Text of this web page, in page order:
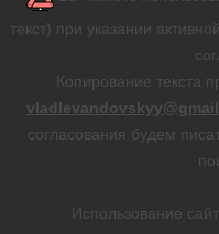
текст) при указании
Копирование текста
согласования будем
Использование